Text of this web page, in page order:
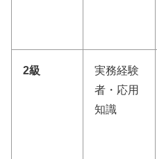
2級
実務経験
者・応用
知識